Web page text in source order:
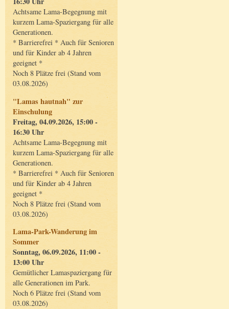
Achtsame Lama-Begegnung mit
kurzem Lama-Spaziergang für alle
Generationen.
* Barrierefrei * Auch für Senioren
und für Kinder ab 4 Jahren
geeignet *
Noch 8 Plätze frei (Stand vom
03.08.2026)
"Lamas hautnah" zur
Einschulung
Freitag, 04.09.2026, 15:00 -
16:30 Uhr
Achtsame Lama-Begegnung mit
kurzem Lama-Spaziergang für alle
Generationen.
* Barrierefrei * Auch für Senioren
und für Kinder ab 4 Jahren
geeignet *
Noch 8 Plätze frei (Stand vom
03.08.2026)
Lama-Park-Wanderung im
Sommer
Sonntag, 06.09.2026, 11:00 -
13:00 Uhr
Gemütlicher Lamaspaziergang für
alle Generationen im Park.
Noch 6 Plätze frei (Stand vom
03.08.2026)